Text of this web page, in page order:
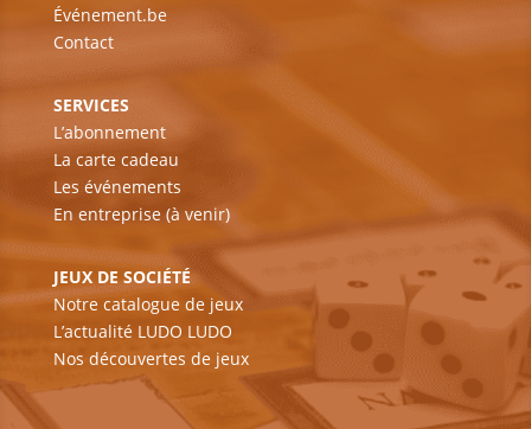
Événement.be
Contact
SERVICES
L’abonnement
La carte cadeau
Les événements
En entreprise (à venir)
JEUX DE SOCIÉTÉ
Notre catalogue de jeux
L’actualité LUDO LUDO
Nos découvertes de jeux